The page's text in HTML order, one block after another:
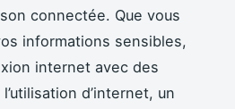
connectée. Que vous
informations sensibles,
internet avec des
d’internet, un